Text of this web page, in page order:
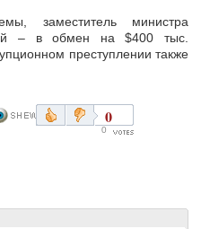
заместитель министра
– в обмен на $400 тыс.
преступлении также
0
0